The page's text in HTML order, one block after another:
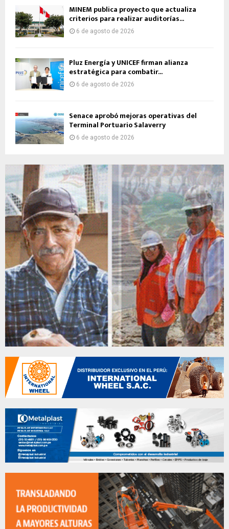
MINEM publica proyecto que actualiza
criterios para realizar auditorías...
6 de agosto de 2026
Pluz Energía y UNICEF firman alianza
estratégica para combatir...
6 de agosto de 2026
Senace aprobó mejoras operativas del
Terminal Portuario Salaverry
6 de agosto de 2026